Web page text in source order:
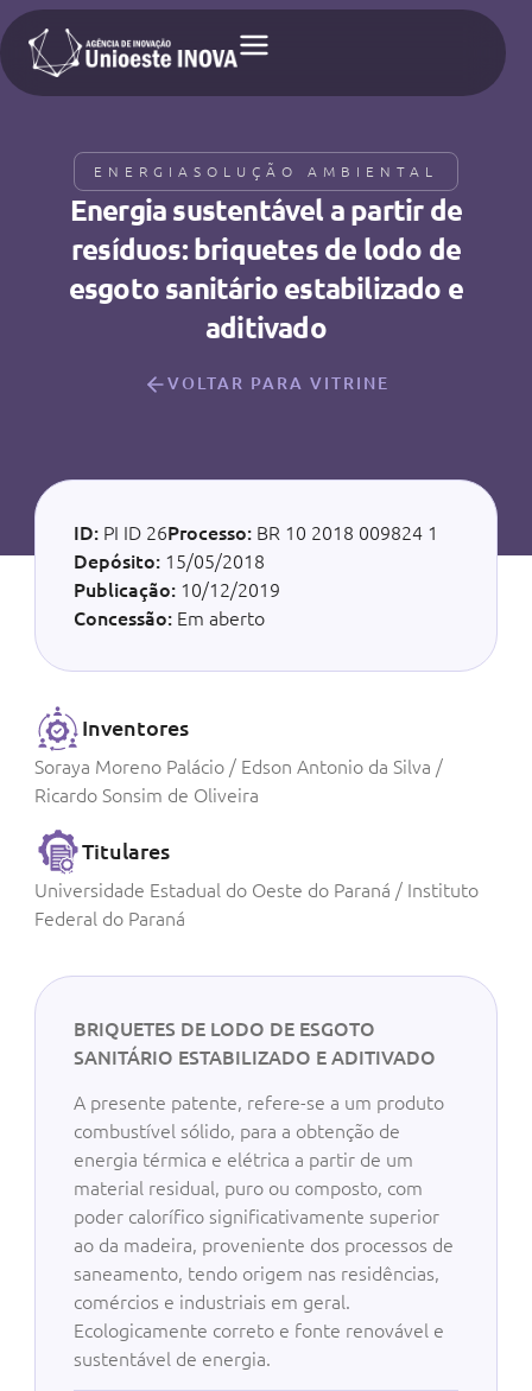
ENERGIA SOLUÇÃO AMBIENTAL
Energia sustentável a partir de
resíduos: briquetes de lodo de
esgoto sanitário estabilizado e
aditivado
VOLTAR PARA VITRINE
ID: PI ID 26Processo: BR 10 2018 009824 1
Depósito: 15/05/2018
Publicação: 10/12/2019
Concessão: Em aberto
Inventores
Soraya Moreno Palácio / Edson Antonio da Silva /
Ricardo Sonsim de Oliveira
Titulares
Universidade Estadual do Oeste do Paraná / Instituto
Federal do Paraná
BRIQUETES DE LODO DE ESGOTO
SANITÁRIO ESTABILIZADO E ADITIVADO
A presente patente, refere-se a um produto
combustível sólido, para a obtenção de
energia térmica e elétrica a partir de um
material residual, puro ou composto, com
poder calorífico significativamente superior
ao da madeira, proveniente dos processos de
saneamento, tendo origem nas residências,
comércios e industriais em geral.
Ecologicamente correto e fonte renovável e
sustentável de energia.